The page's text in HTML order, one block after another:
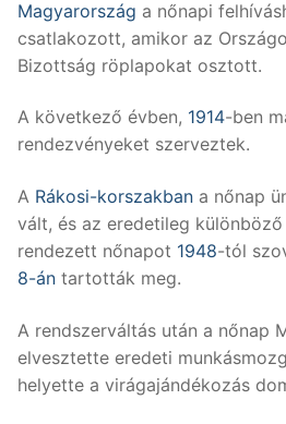
Magyarország a nőnapi
csatlakozott, amikor az
Bizottság röplapokat osztott.
A következő évben, 1914-ben
rendezvényeket szerveztek.
A Rákosi-korszakban a nőnap
vált, és az eredetileg
rendezett nőnapot 1948-tól
8-án tartották meg.
A rendszerváltás után a nőnap
elvesztette eredeti
helyette a virágajándékozás